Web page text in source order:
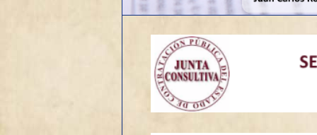
Ir
al
contenido